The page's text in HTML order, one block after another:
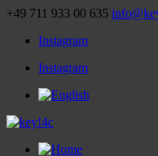
+49 711 933 00 635
Instagram
Instagram